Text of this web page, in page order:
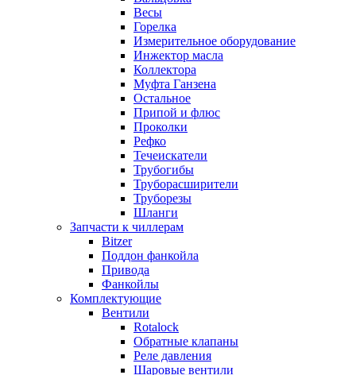
Весы
Горелка
Измерительное оборудование
Инжектор масла
Коллектора
Муфта Ганзена
Остальное
Припой и флюс
Проколки
Рефко
Течеискатели
Трубогибы
Труборасширители
Труборезы
Шланги
Запчасти к чиллерам
Bitzer
Поддон фанкойла
Привода
Фанкойлы
Комплектующие
Вентили
Rotalock
Обратные клапаны
Реле давления
Шаровые вентили